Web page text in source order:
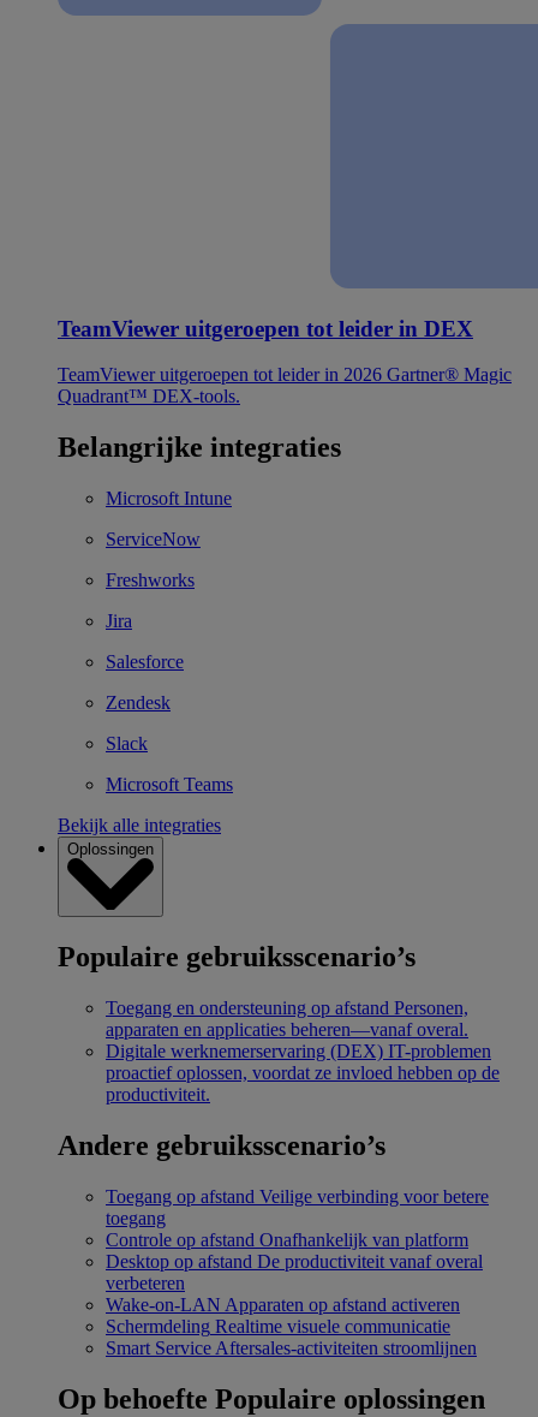
TeamViewer uitgeroepen tot leider in DEX
TeamViewer uitgeroepen tot leider in 2026 Gartner® Magic
Quadrant™ DEX-tools.
Belangrijke integraties
Microsoft Intune
ServiceNow
Freshworks
Jira
Salesforce
Zendesk
Slack
Microsoft Teams
Bekijk alle integraties
Oplossingen
Populaire gebruiksscenario’s
Toegang en ondersteuning op afstand Personen,
apparaten en applicaties beheren—vanaf overal.
Digitale werknemerservaring (DEX) IT-problemen
proactief oplossen, voordat ze invloed hebben op de
productiviteit.
Andere gebruiksscenario’s
Toegang op afstand Veilige verbinding voor betere
toegang
Controle op afstand Onafhankelijk van platform
Desktop op afstand De productiviteit vanaf overal
verbeteren
Wake-on-LAN Apparaten op afstand activeren
Schermdeling Realtime visuele communicatie
Smart Service Aftersales-activiteiten stroomlijnen
Op behoefte Populaire oplossingen